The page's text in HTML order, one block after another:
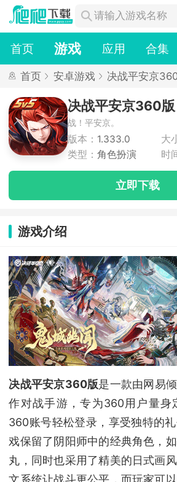
首页 游戏 应用 合集
首页 安卓游戏 决战平安京
决战平安京360版
战！平安京。
版本： 1.333.0 大
类型： 角色扮演 时
立即下载
游戏介绍
决战平安京360版是一款由网易
作对战手游，专为360用户量身
360账号轻松登录，享受独特的
戏保留了阴阳师中的经典角色，
丸，同时也采用了精美的日式画
文系统让战斗更公平，而玩家可